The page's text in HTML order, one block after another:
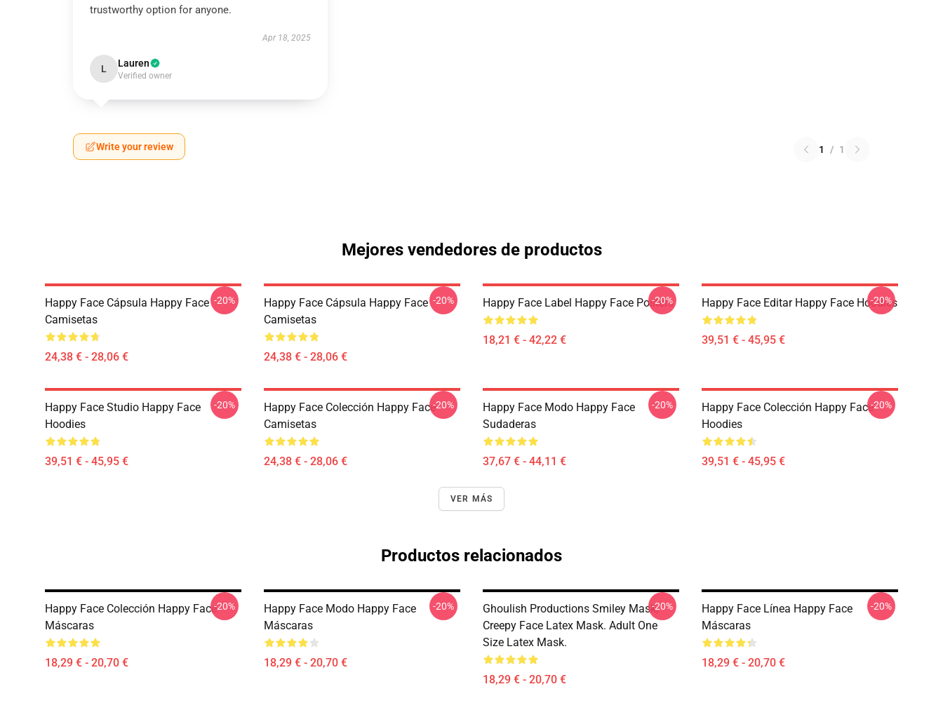
trustworthy option for anyone.
Apr 18, 2025
L Lauren
Verified owner
Write your review 1 / 1
Mejores vendedores de productos
Happy Face Cápsula Happy Face
Camisetas
24,38 € - 28,06 €
-20%
Happy Face Cápsula Happy Face
Camisetas
24,38 € - 28,06 €
-20% Happy Face Label Happy Face Posters
18,21 € - 42,22 €
-20% Happy Face Editar Happy Face Hoodies
39,51 € - 45,95 €
-20%
Happy Face Studio Happy Face
Hoodies
39,51 € - 45,95 €
-20%
Happy Face Colección Happy Face
Camisetas
24,38 € - 28,06 €
-20%
Happy Face Modo Happy Face
Sudaderas
37,67 € - 44,11 €
-20%
Happy Face Colección Happy Face
Hoodies
39,51 € - 45,95 €
-20%
VER MÁS
Productos relacionados
Happy Face Colección Happy Face
Máscaras
18,29 € - 20,70 €
-20%
Happy Face Modo Happy Face
Máscaras
18,29 € - 20,70 €
-20%
Ghoulish Productions Smiley Mask,
Creepy Face Latex Mask. Adult One
Size Latex Mask.
18,29 € - 20,70 €
-20%
Happy Face Línea Happy Face
Máscaras
18,29 € - 20,70 €
-20%